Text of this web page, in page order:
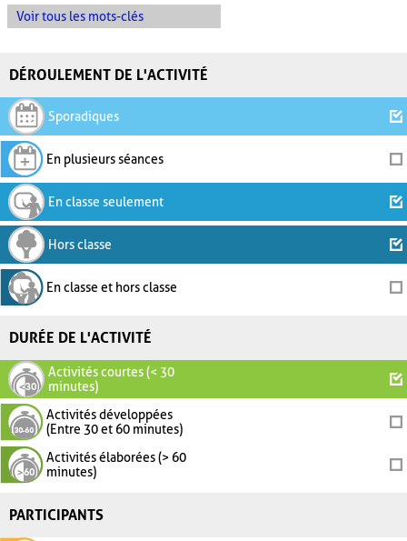
Voir tous les mots-clés
DÉROULEMENT DE L'ACTIVITÉ
Sporadiques
En plusieurs séances
En classe seulement
Hors classe
En classe et hors classe
DURÉE DE L'ACTIVITÉ
Activités courtes (< 30
minutes)
Activités développées
(Entre 30 et 60 minutes)
Activités élaborées (> 60
minutes)
PARTICIPANTS